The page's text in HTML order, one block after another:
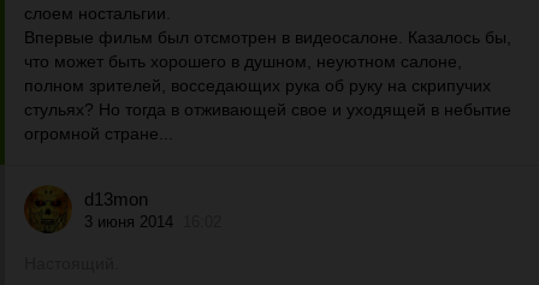
слоем ностальгии.
Впервые фильм был отсмотрен в видеосалоне. Казалось бы,
что может быть хорошего в душном, неуютном салоне,
полном зрителей, восседающих рука об руку на скрипучих
стульях? Но тогда в отживающей свое и уходящей в небытие
огромной стране...
d13mon
3 июня 2014